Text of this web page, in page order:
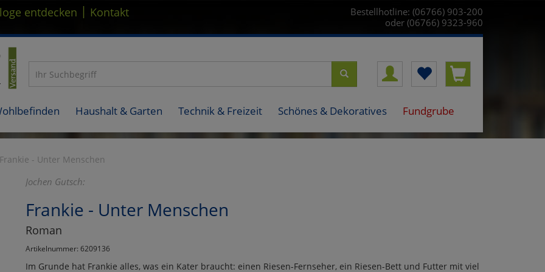
entdecken | Kontakt
Bestellhotline: (06766) 903-200
oder (06766) 9323-960
Haushalt & Garten Technik & Freizeit Schönes & Dekoratives Fundgrube
Frankie - Unter Menschen
Jochen Gutsch:
Frankie - Unter Menschen
Roman
Artikelnummer: 6209136
Im Grunde hat Frankie alles, was ein Kater braucht: einen Riesen-Fernseher, ein Riesen-Bett und Futter mit viel